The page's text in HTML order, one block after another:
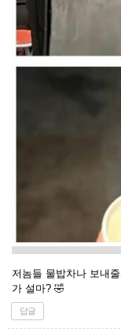
저놈들 물밥차나 보내
가 설마? 🤣
답글